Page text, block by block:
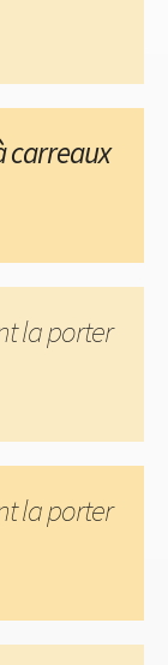
carreaux
la porter
la porter